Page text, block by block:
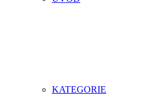
KATEGORIE